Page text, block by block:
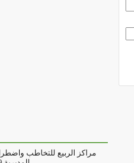
مراكز الربيع للتخاطب